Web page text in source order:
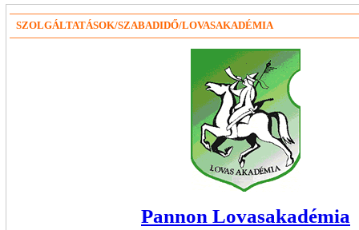
SZOLGÁLTATÁSOK/SZABADIDŐ/LOVASAKADÉMIA
Pannon Lovasakadémia